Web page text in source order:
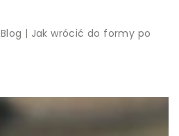
Blog | Jak wrócić do formy po